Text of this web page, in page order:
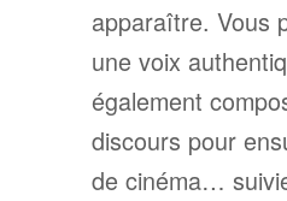
apparaître. Vous
une voix
également
discours pour
de cinéma…